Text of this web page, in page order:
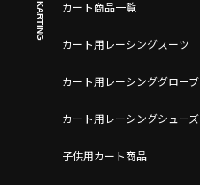
KARTING カート商品一覧
カート用レーシングスーツ
カート用レーシンググローブ
カート用レーシングシューズ
子供用カート商品